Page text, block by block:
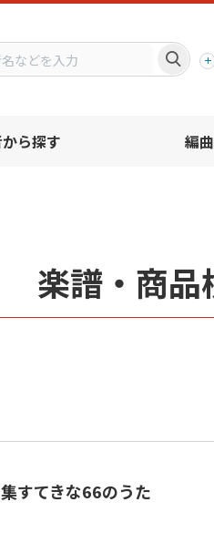
ら探す 編
楽譜・商品
すてきな66のうた